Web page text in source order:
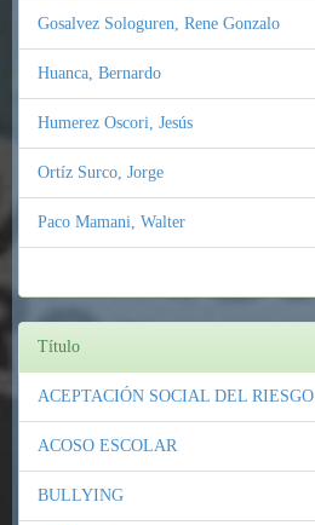
Gosalvez Sologuren, Rene Gonzalo
Huanca, Bernardo
Humerez Oscori, Jesús
Ortíz Surco, Jorge
Paco Mamani, Walter
Título
ACEPTACIÓN SOCIAL DEL RIESGO
ACOSO ESCOLAR
BULLYING